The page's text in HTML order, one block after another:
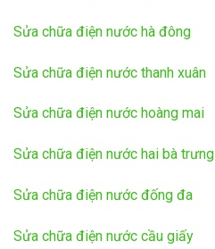
Sửa chữa điện nước hà đông
Sửa chữa điện nước thanh xuân
Sửa chữa điện nước hoàng mai
Sửa chữa điện nước hai bà trưng
Sửa chữa điện nước đống đa
Sửa chữa điện nước cầu giấy